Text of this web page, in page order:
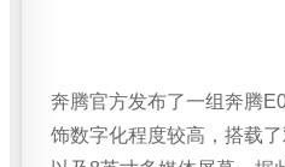
奔腾官方发布了一组奔腾
饰数字化程度较高，搭载